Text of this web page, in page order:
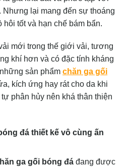
Nhưng lại mang đến sự thoáng
hôi tốt và hạn chế bám bẩn.
mới trong thế giới vải, tương
khí hơn và có đặc tính kháng
sản phẩm chăn ga gối
kích ứng hay rát cho da khi
phân hủy nên khá thân thiện
đá thiết kế vô cùng ấn
ga gối bóng đá đang được